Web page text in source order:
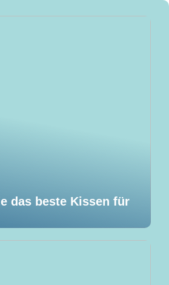
das beste Kissen für